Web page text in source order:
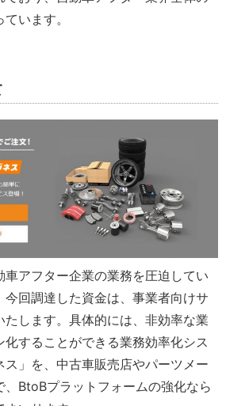
います。
車アフター企業の業務を圧迫してい
今回調達した資金は、事業者向けサ
たします。具体的には、非効率な業
することができる業務効率化シス
ス」を、中古車販売店やパーツメー
、BtoBプラットフォームの強化なら